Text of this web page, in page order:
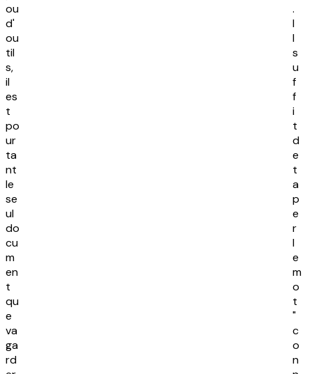
ou
d'
ou
til
s,
il
es
t
po
ur
ta
nt
le
se
ul
do
cu
m
en
t
qu
e
va
ga
rd
.
I
l
s
u
f
f
i
t
d
e
t
a
p
e
r
l
e
m
o
t
"
c
o
n